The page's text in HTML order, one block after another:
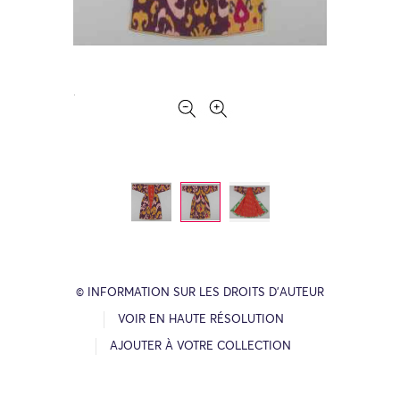
© INFORMATION SUR LES DROITS D’AUTEUR
VOIR EN HAUTE RÉSOLUTION
AJOUTER À VOTRE COLLECTION